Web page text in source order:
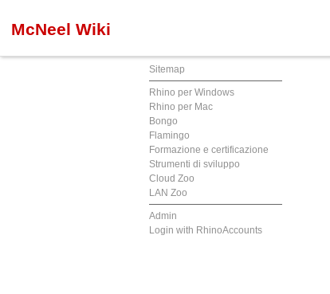
McNeel Wiki
Sitemap
Rhino per Windows
Rhino per Mac
Bongo
Flamingo
Formazione e certificazione
Strumenti di sviluppo
Cloud Zoo
LAN Zoo
Admin
Login with RhinoAccounts